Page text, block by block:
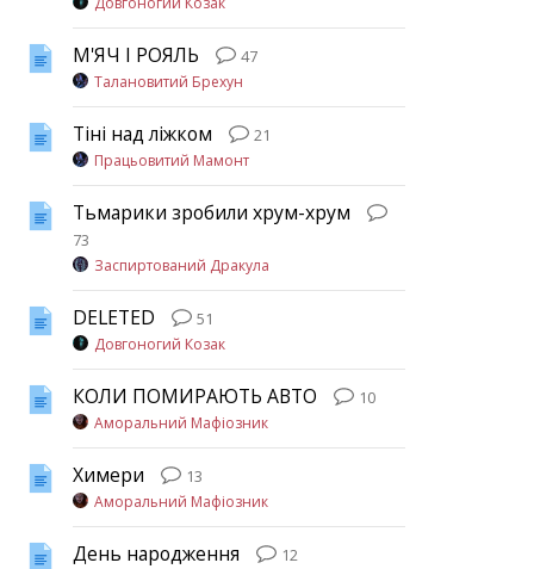
М'ЯЧ І РОЯЛЬ
47
Талановитий Брехун
Тіні над ліжком
21
Працьовитий Мамонт
Тьмарики зробили хрум-хрум
73
Заспиртований Дракула
DELETED
51
Довгоногий Козак
КОЛИ ПОМИРАЮТЬ АВТО
10
Аморальний Мафіозник
Химери
13
Аморальний Мафіозник
День народження
12